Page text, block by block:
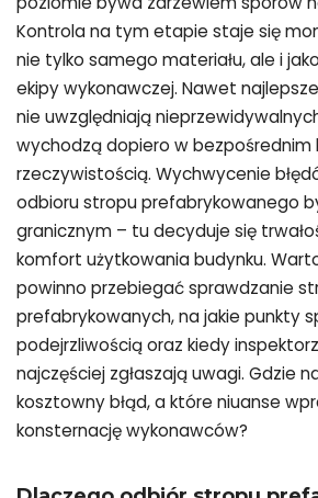
Kontrola na tym etapie staje się
nie tylko samego materiału, ale i
ekipy wykonawczej. Nawet
nie uwzględniają
wychodzą dopiero w bezpośrednim
rzeczywistością. Wychwycenie
odbioru stropu prefabrykowanego
granicznym – tu decyduje się
komfort użytkowania budynku.
powinno przebiegać sprawdzanie
prefabrykowanych, na jakie punkty
podejrzliwością oraz kiedy
najczęściej zgłaszają uwagi. Gdzie
kosztowny błąd, a które niuanse
konsternację wykonawców?